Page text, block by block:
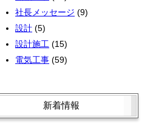
社長メッセージ (9)
設計 (5)
設計施工 (15)
電気工事 (59)
新着情報